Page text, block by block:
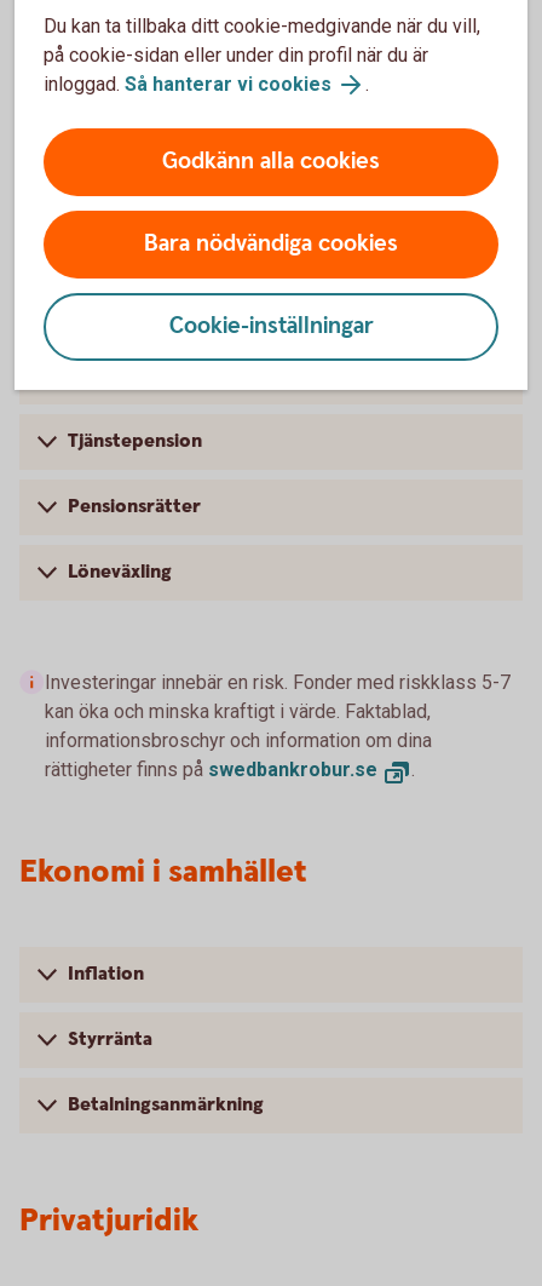
Sparhorisont
Sparkonto
Pension
Tjänstepension
Pensionsrätter
Löneväxling
Investeringar innebär en risk. Fonder med riskklass 5-7
kan öka och minska kraftigt i värde. Faktablad,
informationsbroschyr och information om dina
rättigheter finns på swedbankrobur.se .
Ekonomi i samhället
Inflation
Styrränta
Betalningsanmärkning
Privatjuridik
Du kan ta tillbaka ditt cookie-medgivande när du vill,
på cookie-sidan eller under din profil när du är
inloggad. Så hanterar vi cookies .
Godkänn alla cookies
Bara nödvändiga cookies
Cookie-inställningar